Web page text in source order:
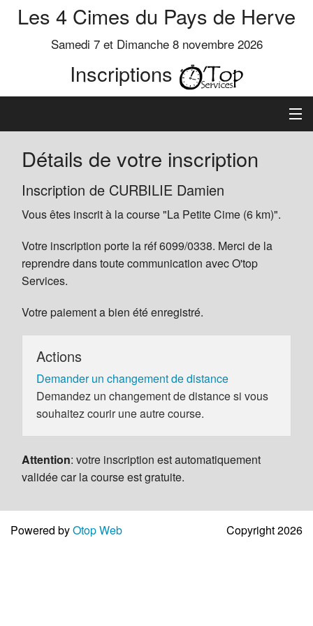
Les 4 Cimes du Pays de Herve
Samedi 7 et Dimanche 8 novembre 2026
Inscriptions
Inscription
Préinscrits
Informations
Détails de votre inscription
Inscription de CURBILIE Damien
Vous êtes inscrit à la course "La Petite Cime (6 km)".
Votre inscription porte la réf 6099/0338. Merci de la
reprendre dans toute communication avec O'top
Services.
Votre paiement a bien été enregistré.
Actions
Demander un changement de distance
Demandez un changement de distance si vous
souhaitez courir une autre course.
Attention: votre inscription est automatiquement
validée car la course est gratuite.
Powered byOtop Web Copyright 2026